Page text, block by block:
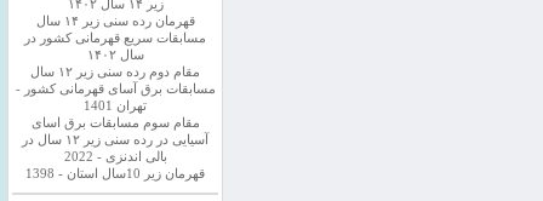
زیر ۱۴ سال ۱۴۰۲
قهرمان رده سنی زیر ۱۴ سال
مسابقات سریع قهرمانی کشور در
سال ۱۴۰۲
مقام دوم رده سنی زیر ۱۲ سال
مسابقات برق آسای قهرمانی کشور -
تهران 1401
مقام سوم مسابقات برق اسای
آسیایی در رده سنی زیر ۱۲ سال در
بالی اندنزی - 2022
قهرمان زیر 10سال استان - 1398